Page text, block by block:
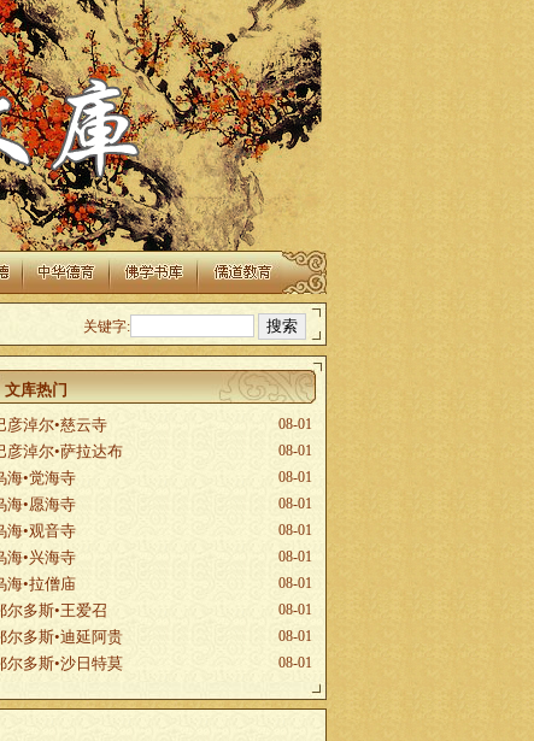
关键字:
文库热门
彦淖尔•慈云寺
08-01
彦淖尔•萨拉达布
08-01
海•觉海寺
08-01
海•愿海寺
08-01
海•观音寺
08-01
海•兴海寺
08-01
海•拉僧庙
08-01
尔多斯•王爱召
08-01
尔多斯•迪延阿贵
08-01
尔多斯•沙日特莫 08-01